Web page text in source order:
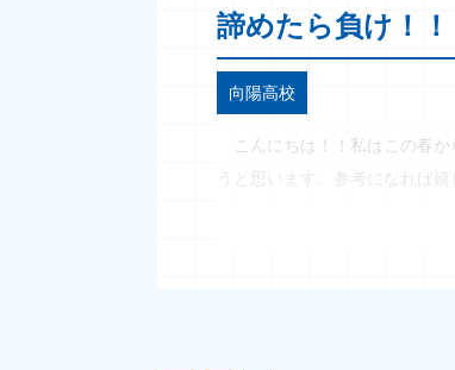
諦めたら負け！！
向陽高校
こんにちは！！私はこの春か
うと思います。参考になれば